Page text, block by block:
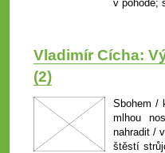
v pohodě;
Vladimír Cícha:
(2)
Sbohem /
mlhou
nahradit /
štěstí